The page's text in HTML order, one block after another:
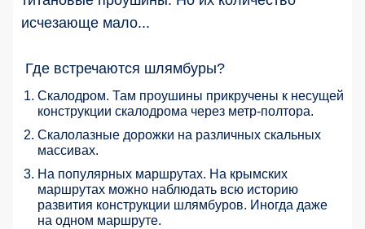
исчезающе мало...
Где встречаются шлямбуры?
Скалодром. Там проушины прикручены к несущей
конструкции скалодрома через метр-полтора.
Скалолазные дорожки на различных скальных
массивах.
На популярных маршрутах. На крымских
маршрутах можно наблюдать всю историю
развития конструкции шлямбуров. Иногда даже
на одном маршруте.